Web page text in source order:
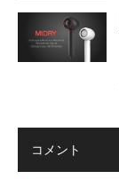
コメント